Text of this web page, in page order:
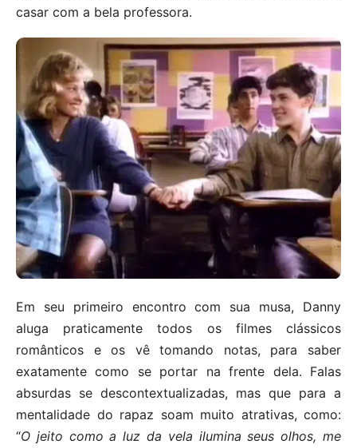
casar com a bela professora.
Em seu primeiro encontro com sua musa, Danny
aluga praticamente todos os filmes clássicos
românticos e os vê tomando notas, para saber
exatamente como se portar na frente dela. Falas
absurdas se descontextualizadas, mas que para a
mentalidade do rapaz soam muito atrativas, como:
“O jeito como a luz da vela ilumina seus olhos, me